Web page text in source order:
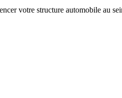
votre structure automobile au